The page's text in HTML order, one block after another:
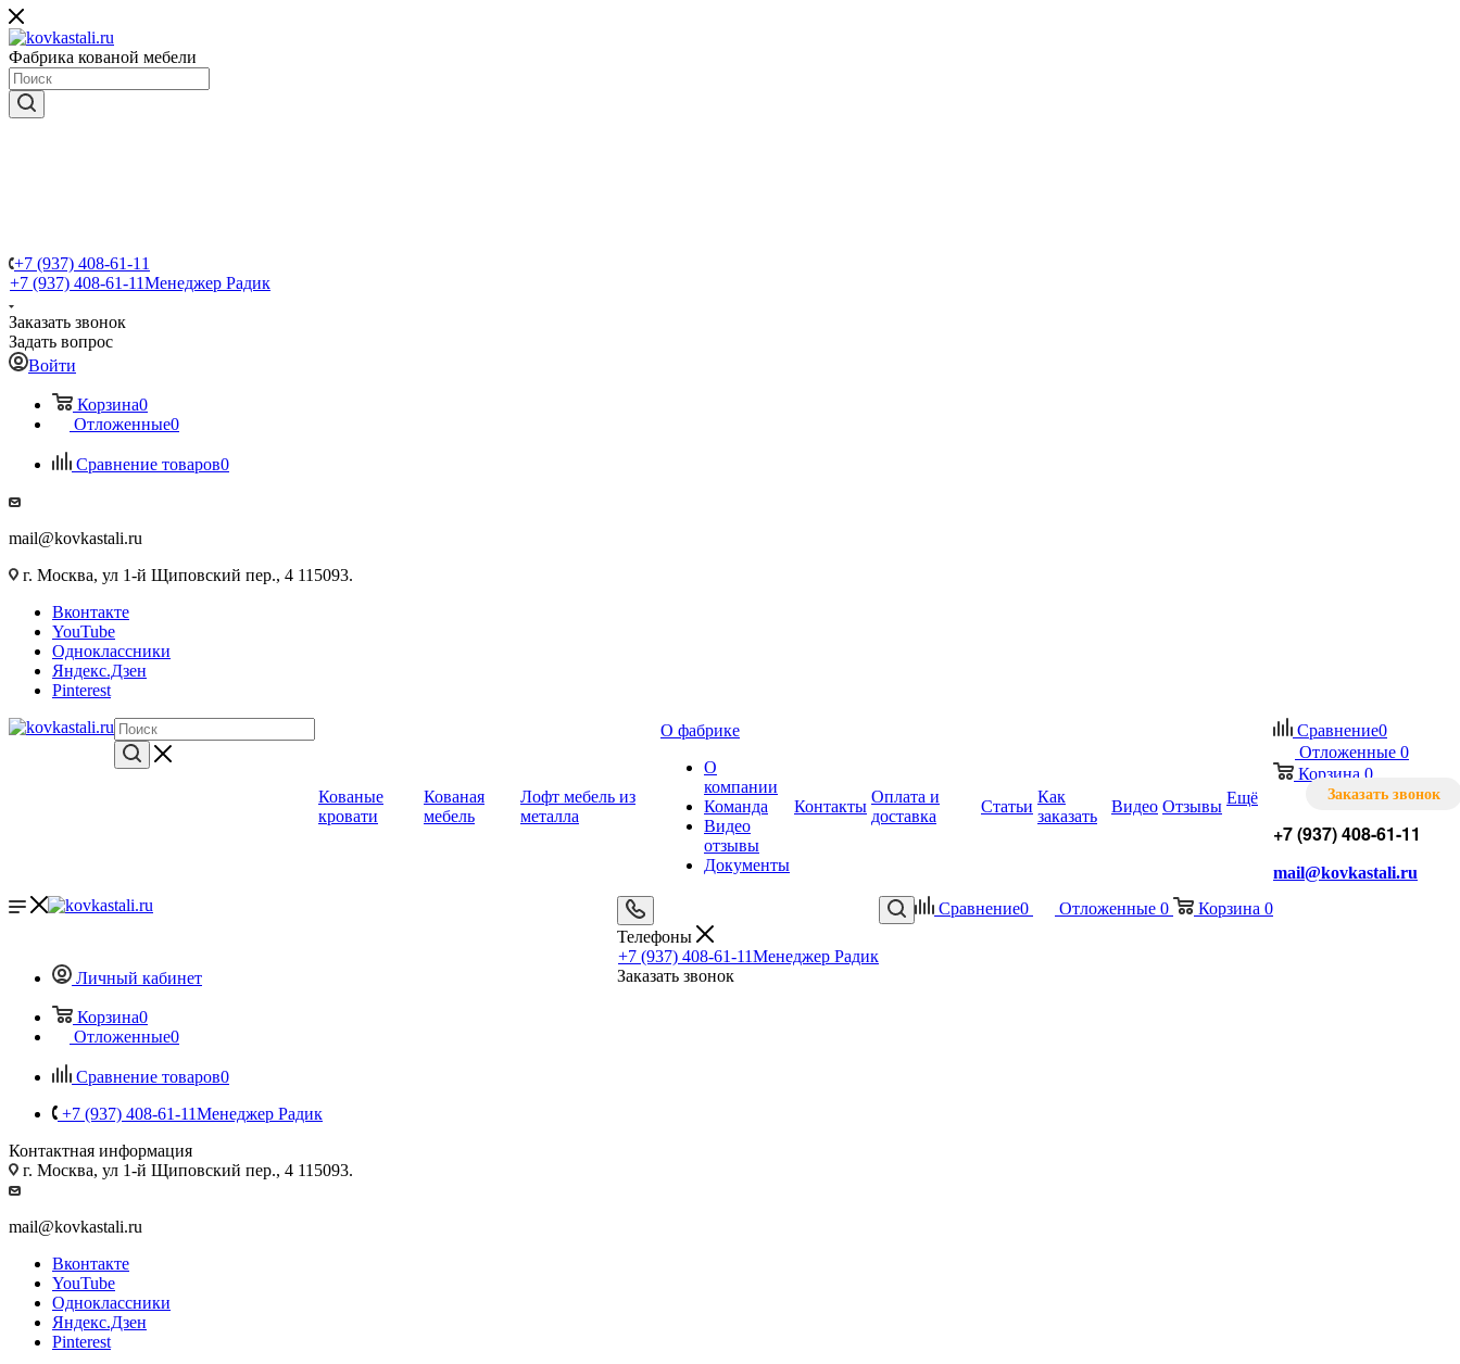
Фабрика кованой мебели
+7 (937) 408-61-11
+7 (937) 408-61-11Менеджер Радик
Заказать звонок
Задать вопрос
Войти
Корзина0
Отложенные0
Сравнение товаров0
mail@kovkastali.ru
г. Москва, ул 1-й Щиповский пер., 4 115093.
Вконтакте
YouTube
Одноклассники
Яндекс.Дзен
Pinterest
Сравнение0
Отложенные 0
Корзина 0
Заказать звонок
+7 (937) 408-61-11
mail@kovkastali.ru
Кованые
кровати
Кованая
мебель
Лофт мебель из
металла
О фабрике
О
компании
Команда
Видео
отзывы
Документы
Контакты
Оплата и
доставка
Статьи
Как
заказать
Видео Отзывы Ещё
Сравнение0 Отложенные 0 Корзина 0
Телефоны
+7 (937) 408-61-11Менеджер Радик
Заказать звонок
Личный кабинет
Корзина0
Отложенные0
Сравнение товаров0
+7 (937) 408-61-11Менеджер Радик
Контактная информация
г. Москва, ул 1-й Щиповский пер., 4 115093.
mail@kovkastali.ru
Вконтакте
YouTube
Одноклассники
Яндекс.Дзен
Pinterest